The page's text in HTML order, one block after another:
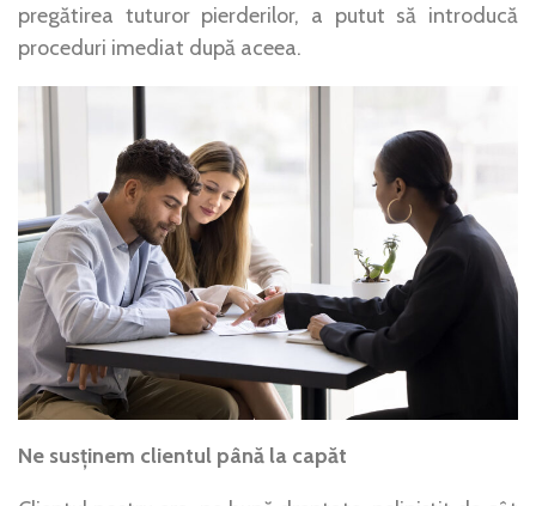
pregătirea tuturor pierderilor, a putut să introducă
proceduri imediat după aceea.
Ne susținem clientul până la capăt